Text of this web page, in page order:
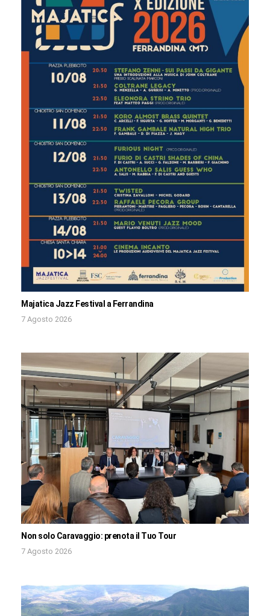
Majatica Jazz Festival a Ferrandina
7 Agosto 2026
Non solo Caravaggio: prenota il Tuo Tour
7 Agosto 2026